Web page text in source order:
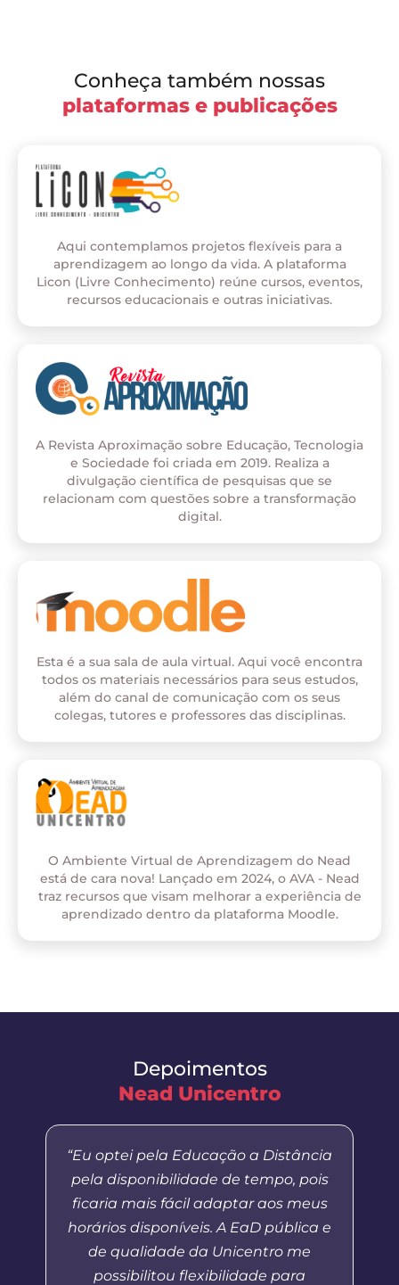
Conheça também nossas
plataformas e publicações
Aqui contemplamos projetos flexíveis para a
aprendizagem ao longo da vida. A plataforma
Licon (Livre Conhecimento) reúne cursos, eventos,
recursos educacionais e outras iniciativas.
A Revista Aproximação sobre Educação, Tecnologia
e Sociedade foi criada em 2019. Realiza a
divulgação científica de pesquisas que se
relacionam com questões sobre a transformação
digital.
Esta é a sua sala de aula virtual. Aqui você encontra
todos os materiais necessários para seus estudos,
além do canal de comunicação com os seus
colegas, tutores e professores das disciplinas.
O Ambiente Virtual de Aprendizagem do Nead
está de cara nova! Lançado em 2024, o AVA - Nead
traz recursos que visam melhorar a experiência de
aprendizado dentro da plataforma Moodle.
Depoimentos
Nead Unicentro
“Eu optei pela Educação a Distância
pela disponibilidade de tempo, pois
ficaria mais fácil adaptar aos meus
horários disponíveis. A EaD pública e
de qualidade da Unicentro me
possibilitou flexibilidade para